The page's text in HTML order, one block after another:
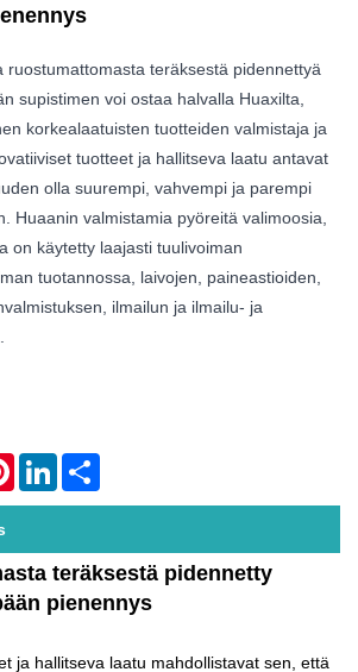
ruostumattomasta teräksestä pidennettyä
supistimen voi ostaa halvalla Huaxilta,
korkealaatuisten tuotteiden valmistaja ja
tuotteet ja hallitseva laatu antavat
olla suurempi, vahvempi ja parempi
Huaanin valmistamia pyöreitä valimoosia,
on käytetty laajasti tuulivoiman
tuotannossa, laivojen, paineastioiden,
ilmailun ja ilmailu- ja
PinterestLinkedIn
teräksestä pidennetty
pienennys
ja hallitseva laatu mahdollistavat sen, että